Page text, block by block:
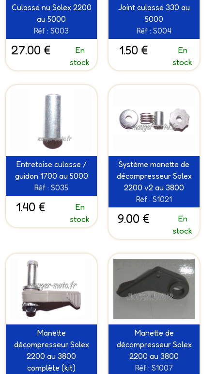
Culasse nu Solex 2200
au 5000
Réf : S003
27.00 €
En
stock
Joint culasse 330 au
5000
Réf : S004
1.50 €
En
stock
Entretoise culasse /
guidon 1700 au 5000
Réf : S035
1.40 €
En
stock
Système manette de
décompresseur Solex
2200 v2 au 3800
Réf : S1021
9.00 €
En
stock
Manette
décompresseur Solex
2200 au 3800
complète (kit)
Manette de
décompresseur Solex
2200 au 3800
Réf : S1007